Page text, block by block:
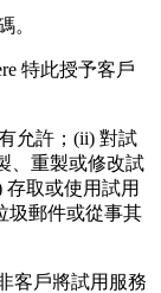
。
特此授予客戶
允許；(ii) 對試
、重製或修改試
取或使用試用
圾郵件或從事其
客戶將試用服務